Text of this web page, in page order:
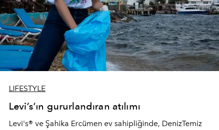
LIFESTYLE
Levi’s’ın gururlandıran atılımı
Levi's® ve Şahika Ercümen ev sahipliğinde, DenizTemiz